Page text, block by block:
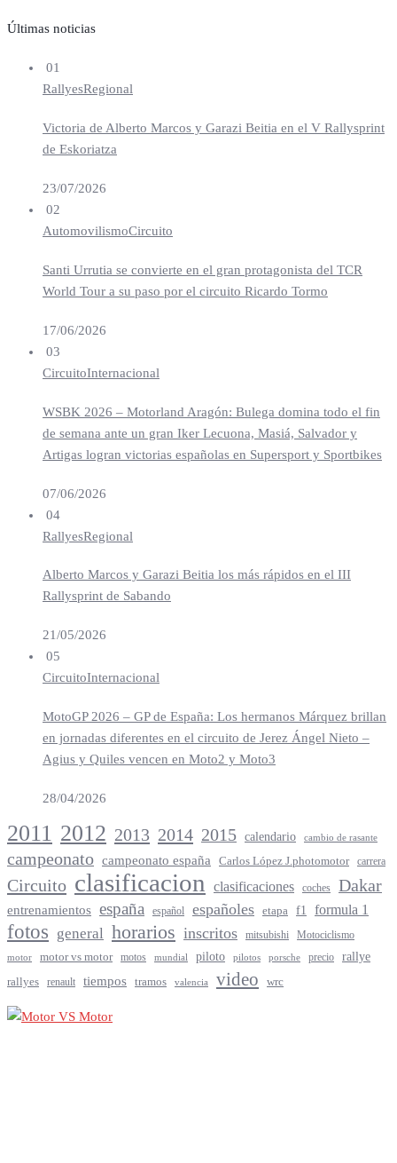
Últimas noticias
01
RallyesRegional
Victoria de Alberto Marcos y Garazi Beitia en el V Rallysprint
de Eskoriatza
23/07/2026
02
AutomovilismoCircuito
Santi Urrutia se convierte en el gran protagonista del TCR
World Tour a su paso por el circuito Ricardo Tormo
17/06/2026
03
CircuitoInternacional
WSBK 2026 – Motorland Aragón: Bulega domina todo el fin
de semana ante un gran Iker Lecuona, Masiá, Salvador y
Artigas logran victorias españolas en Supersport y Sportbikes
07/06/2026
04
RallyesRegional
Alberto Marcos y Garazi Beitia los más rápidos en el III
Rallysprint de Sabando
21/05/2026
05
CircuitoInternacional
MotoGP 2026 – GP de España: Los hermanos Márquez brillan
en jornadas diferentes en el circuito de Jerez Ángel Nieto –
Agius y Quiles vencen en Moto2 y Moto3
28/04/2026
2011 2012 2013 2014 2015 calendario cambio de rasante
campeonato campeonato españa Carlos López J.photomotor carrera
Circuito clasificacion clasificaciones coches Dakar
entrenamientos españa español españoles etapa f1 formula 1
fotos general horarios inscritos mitsubishi Motociclismo
motor motor vs motor motos mundial piloto pilotos porsche precio rallye
rallyes renault tiempos tramos valencia video wrc